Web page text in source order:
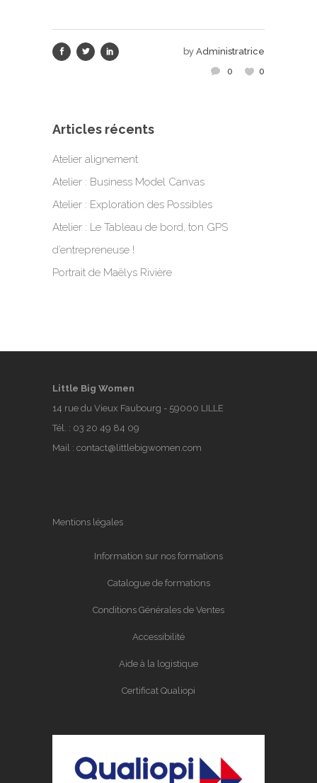
by Administratrice
0
0
Articles récents
Atelier alignement
Atelier : Business Model Canvas
Atelier : Exploration des Possibles
Atelier : Le Tableau de bord, ton GPS
d’entrepreneuse !
Portrait de Maëlys Rivière
Little Big Women
14 rue du Vieux Faubourg - 59000 LILLE
Tél. : 03 20 49 84 09
Mail : contact@littlebigwomen.com
Mentions légales
Information sur nos formations
Catalogue de formations
Conditions Générales de Ventes
Accessibilité
Aide à la logistique
Certificat Qualiopi